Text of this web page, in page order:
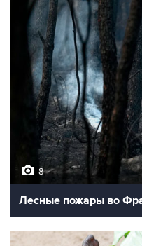
8
Лесные пожары во